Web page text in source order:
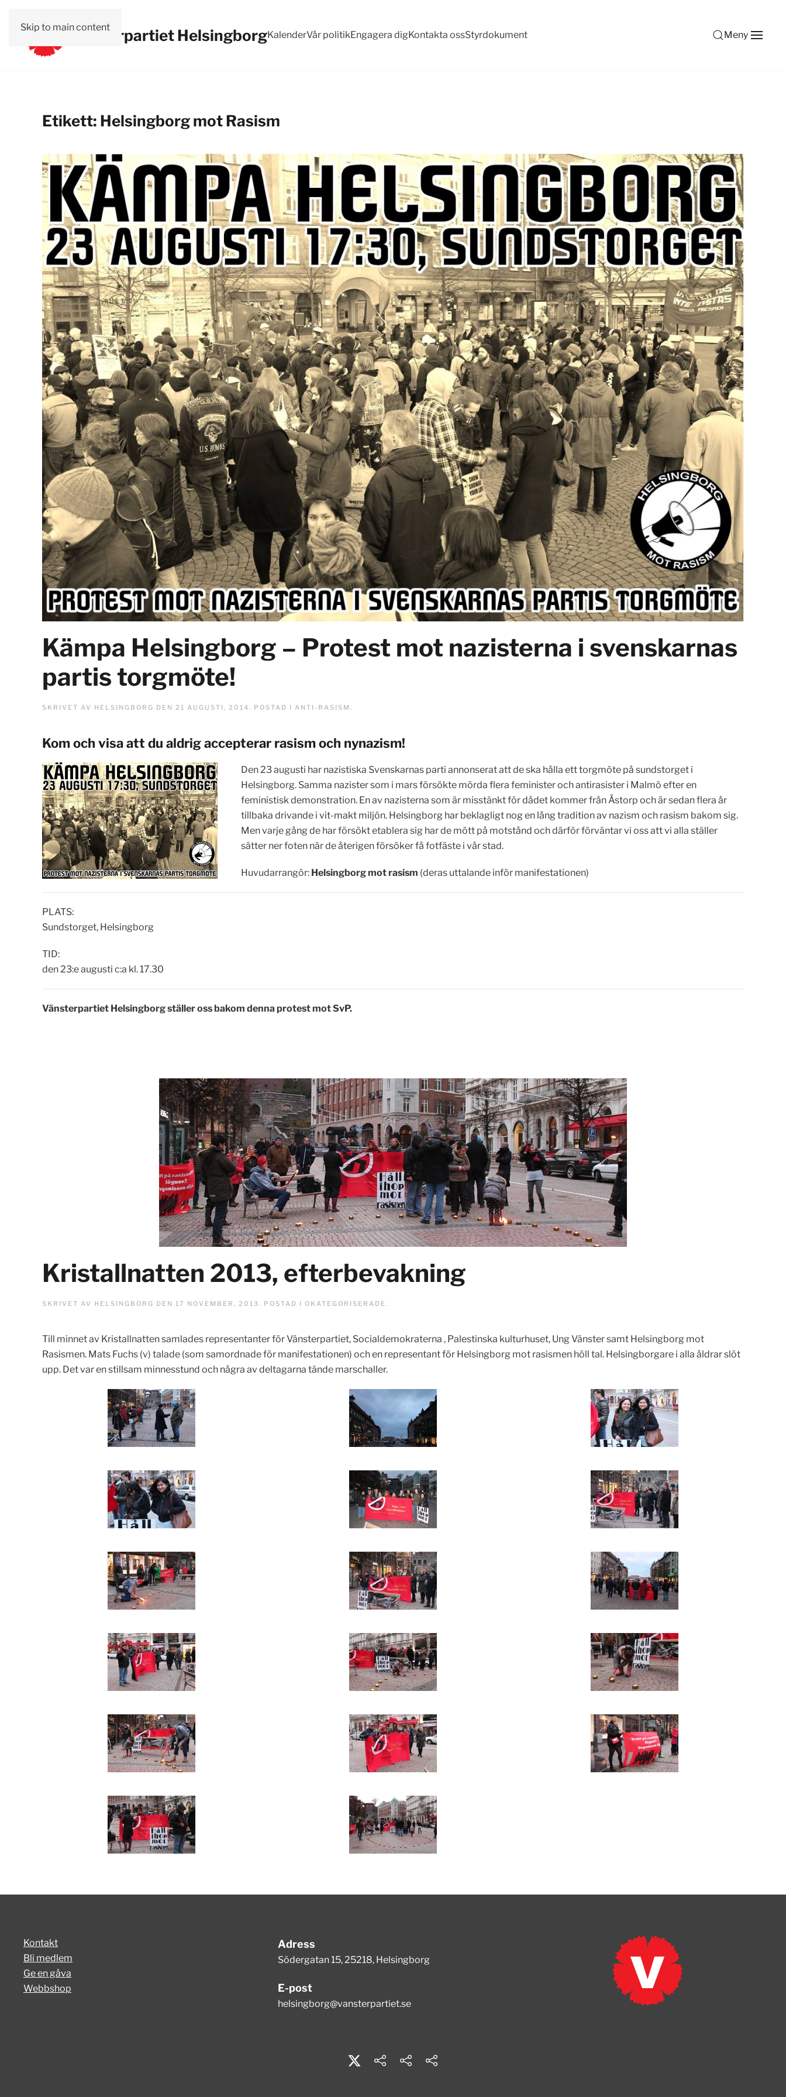
Skip to main contentVänsterpartiet HelsingborgKalenderVår politikEngagera digKontakta ossStyrdokument Meny
Etikett: Helsingborg mot Rasism
Kämpa Helsingborg – Protest mot nazisterna i svenskarnas
partis torgmöte!
SKRIVET AV HELSINGBORG DEN 21 AUGUSTI, 2014. POSTAD I ANTI-RASISM .
Kom och visa att du aldrig accepterar rasism och nynazism!
Den 23 augusti har nazistiska Svenskarnas parti annonserat att de ska hålla ett torgmöte på sundstorget i
Helsingborg. Samma nazister som i mars försökte mörda flera feminister och antirasister i Malmö efter en
feministisk demonstration. En av nazisterna som är misstänkt för dådet kommer från Åstorp och är sedan flera år
tillbaka drivande i vit-makt miljön. Helsingborg har beklagligt nog en lång tradition av nazism och rasism bakom sig.
Men varje gång de har försökt etablera sig har de mött på motstånd och därför förväntar vi oss att vi alla ställer
sätter ner foten när de återigen försöker få fotfäste i vår stad.
Huvudarrangör: Helsingborg mot rasism (deras uttalande inför manifestationen)
PLATS:
Sundstorget, Helsingborg
TID:
den 23:e augusti c:a kl. 17.30
Vänsterpartiet Helsingborg ställer oss bakom denna protest mot SvP.
Kristallnatten 2013, efterbevakning
SKRIVET AV HELSINGBORG DEN 17 NOVEMBER, 2013. POSTAD I OKATEGORISERADE.
Till minnet av Kristallnatten samlades representanter för Vänsterpartiet, Socialdemokraterna , Palestinska kulturhuset, Ung Vänster samt Helsingborg mot
Rasismen. Mats Fuchs (v) talade (som samordnade för manifestationen) och en representant för Helsingborg mot rasismen höll tal. Helsingborgare i alla åldrar slöt
upp. Det var en stillsam minnesstund och några av deltagarna tände marschaller.
Kontakt
Bli medlem
Ge en gåva
Webbshop
Adress
Södergatan 15, 25218, Helsingborg
E-post
helsingborg@vansterpartiet.se